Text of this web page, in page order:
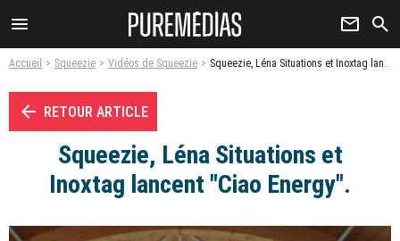
menu newsletter search
Accueil Squeezie Vidéos de Squeezie Squeezie, Léna Situations et Inoxtag lancent "Ciao Energy". - Vidéo
arrow_left RETOUR ARTICLE
Squeezie, Léna Situations et
Inoxtag lancent "Ciao Energy".